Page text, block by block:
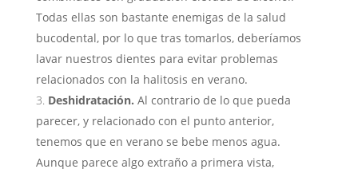
Todas ellas son bastante enemigas de la salud
bucodental, por lo que tras tomarlos, deberíamos
lavar nuestros dientes para evitar problemas
relacionados con la halitosis en verano.
Deshidratación. Al contrario de lo que pueda
parecer, y relacionado con el punto anterior,
tenemos que en verano se bebe menos agua.
Aunque parece algo extraño a primera vista,